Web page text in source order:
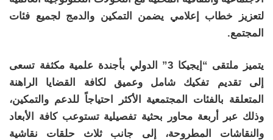
لتعزيز خطاب إعلامي يضمن التمكين والدمج لجميع فئات
المجتمع.
يتميز ملتقى “إيجيكا 3” الدولي بأجندة علمية مكثفة تسعى
إلى تقديم تفكيك شامل وعميق لكافة القضايا الراهنة
المتعلقة بالفئات المجتمعية الأكثر احتياجاً للدعم والتمكين،
وذلك عبر أربعة محاور بحثية تفصيلية تستوعب كافة الأبعاد
والنقاشات المطروحة، إلى جانب ثلاث حلقات نقاشية